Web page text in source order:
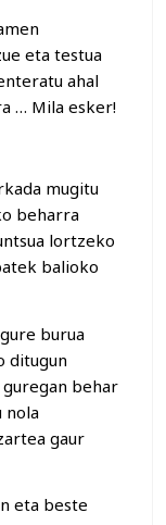
eta testua
ahal
… Mila esker!
mugitu
beharra
lortzeko
balioko
burua
ditugun
behar
nola
gaur
eta beste